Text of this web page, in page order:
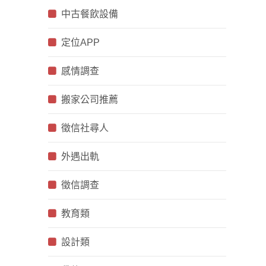
中古餐飲設備
定位APP
感情調查
搬家公司推薦
徵信社尋人
外遇出軌
徵信調查
教育類
設計類